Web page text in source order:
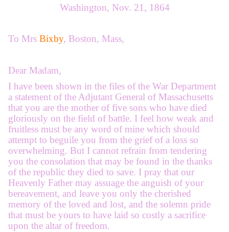
Washington, Nov. 21, 1864
To Mrs Bixby, Boston, Mass,
Dear Madam,
I have been shown in the files of the War Department
a statement of the Adjutant General of Massachusetts
that you are the mother of five sons who have died
gloriously on the field of battle. I feel how weak and
fruitless must be any word of mine which should
attempt to beguile you from the grief of a loss so
overwhelming. But I cannot refrain from tendering
you the consolation that may be found in the thanks
of the republic they died to save. I pray that our
Heavenly Father may assuage the anguish of your
bereavement, and leave you only the cherished
memory of the loved and lost, and the solemn pride
that must be yours to have laid so costly a sacrifice
upon the altar of freedom.